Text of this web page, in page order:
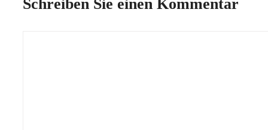
Schreiben Sie einen Kommentar